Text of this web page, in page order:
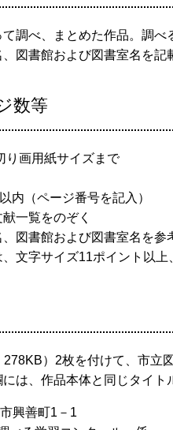
調べ、まとめた作品。調べ
図書館および図書室名を記
数等
り画用紙サイズまで
内（ページ番号を記入）
一覧をのぞく
、図書館および図書室名を
、文字サイズ11ポイント以
） 2枚を付けて、市立
は、作品本体と同じタイト
興善町1 － 1